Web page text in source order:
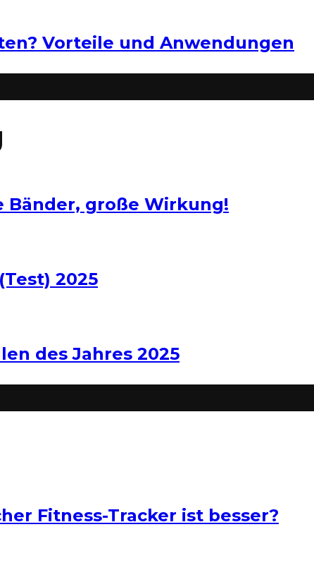
Vorteile und Anwendungen
Bänder, große Wirkung!
2025
des Jahres 2025
Fitness-Tracker ist besser?